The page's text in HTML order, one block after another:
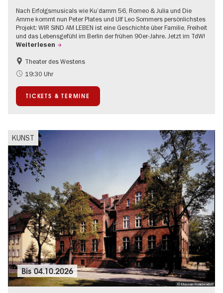
Nach Erfolgsmusicals wie Ku’damm 56, Romeo & Julia und Die
Amme kommt nun Peter Plates und Ulf Leo Sommers persönlichstes
Projekt: WIR SIND AM LEBEN ist eine Geschichte über Familie, Freiheit
und das Lebensgefühl im Berlin der frühen 90er-Jahre. Jetzt im TdW!
Weiterlesen
Barrierefrei
LGBTQ+
Weihnachten
Theater des Westens
19:30 Uhr
TICKETS & TERMINE
KUNST
© Museum Reinickendorf
Bis04.10.2026